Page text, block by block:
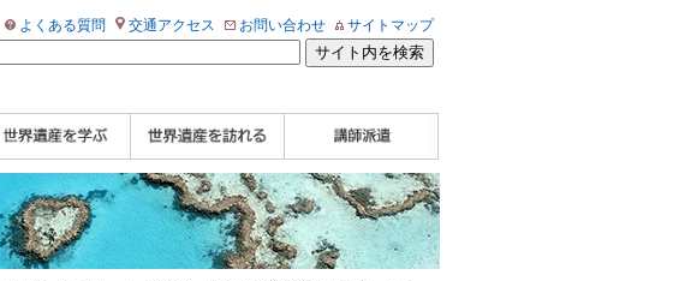
よくある質問 交通アクセス お問い合わせ サイトマップ
員ブログ
スターのささや
フォトギャラリ
遺産応援ブログ
遺産検定公式
アシスト動画
遺産ナビ
】
WHA認定講師について
WHA認定講師 紹介
動画
WHA認定講師 紹介
記事（会報誌）
自治体・民間団体関
係者の方へ
企業関係者の方へ
学校・教育関係者の
方へ